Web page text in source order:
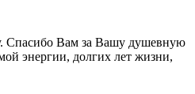
Спасибо Вам за Вашу душевную
энергии, долгих лет жизни,